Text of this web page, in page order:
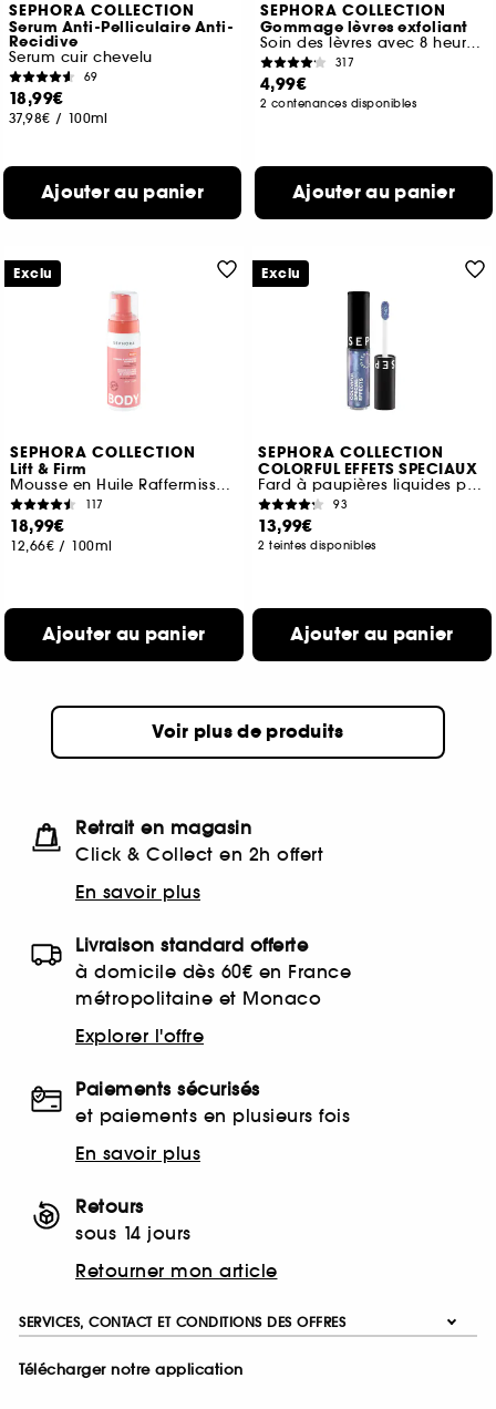
SEPHORA COLLECTION
Serum Anti-Pelliculaire Anti-
Recidive
Serum cuir chevelu
69
18,99€
37,98€ / 100ml
Ajouter au panier
SEPHORA COLLECTION
Gommage lèvres exfoliant
Soin des lèvres avec 8 heures d'hydratation
317
4,99€
2 contenances disponibles
Ajouter au panier
SEPHORA COLLECTION
Lift & Firm
Mousse en Huile Raffermissante Et Hydratante
117
18,99€
12,66€ / 100ml
Ajouter au panier
Exclu
SEPHORA COLLECTION
COLORFUL EFFETS SPECIAUX
Fard à paupières liquides pailleté
93
13,99€
2 teintes disponibles
Ajouter au panier
Exclu
Voir plus de produits
Retrait en magasin
Click & Collect en 2h offert
En savoir plus
Livraison standard offerte
à domicile dès 60€ en France
métropolitaine et Monaco
Explorer l'offre
Paiements sécurisés
et paiements en plusieurs fois
En savoir plus
Retours
sous 14 jours
Retourner mon article
SERVICES, CONTACT ET CONDITIONS DES OFFRES
Télécharger notre application